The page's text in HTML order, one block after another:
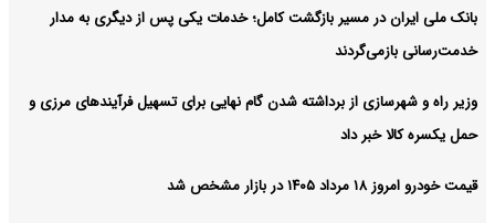
بانک ملی ایران در مسیر بازگشت کامل؛ خدمات یکی پس از دیگری به مدار
خدمت‌رسانی بازمی‌گردند
وزیر راه و شهرسازی از برداشته شدن گام نهایی برای تسهیل فرآیندهای مرزی و
حمل یکسره کالا خبر داد
قیمت خودرو امروز ۱۸ مرداد ۱۴۰۵ در بازار مشخص شد